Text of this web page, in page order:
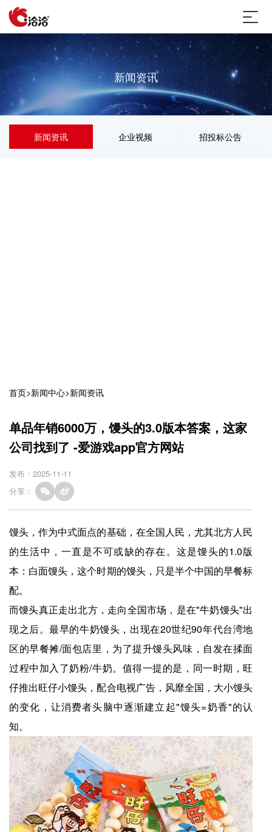
新闻资讯
新闻资讯 企业视频 招投标公告
首页>新闻中心>新闻资讯
单品年销6000万，馒头的3.0版本答案，这家
公司找到了 -爱游戏app官方网站
发布：2025-11-11
分享：
馒头，作为中式面点的基础，在全国人民，尤其北方人民
的生活中，一直是不可或缺的存在。这是馒头的1.0版
本：白面馒头，这个时期的馒头，只是半个中国的早餐标
配。
而馒头真正走出北方，走向全国市场，是在"牛奶馒头"出
现之后。最早的牛奶馒头，出现在20世纪90年代台湾地
区的早餐摊/面包店里，为了提升馒头风味，自发在揉面
过程中加入了奶粉/牛奶。值得一提的是，同一时期，旺
仔推出旺仔小馒头，配合电视广告，风靡全国，大小馒头
的变化，让消费者头脑中逐渐建立起"馒头=奶香"的认
知。